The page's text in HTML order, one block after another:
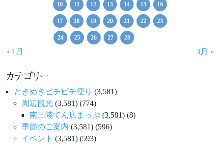
10 11 12 13 14 15 16
17 18 19 20 21 22 23
24 25 26 27 28
« 1月 3月 »
カテゴリー
ときめきピチピチ便り (3,581)
周辺観光 (3,581) (774)
南三陸てん店まっぷ (3,581) (8)
季節のご案内 (3,581) (596)
イベント (3,581) (593)